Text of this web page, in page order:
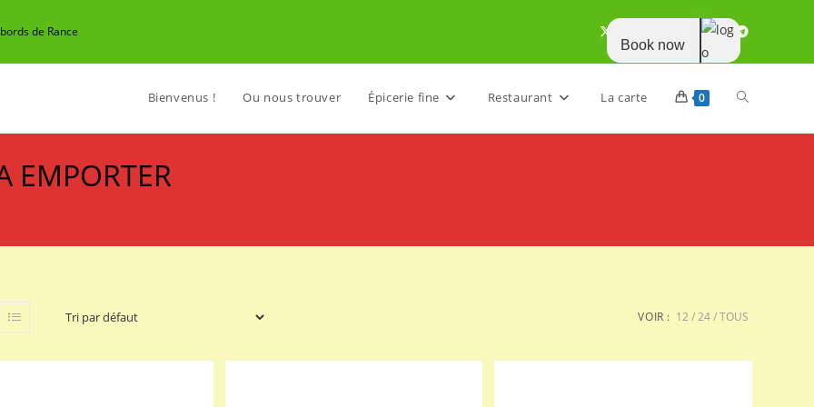
de Rance
Bienvenus ! Ou nous trouver Épicerie fine Restaurant La carte 0 Toggle
EMPORTER
VOIR : 12 24 TOUS
Book now